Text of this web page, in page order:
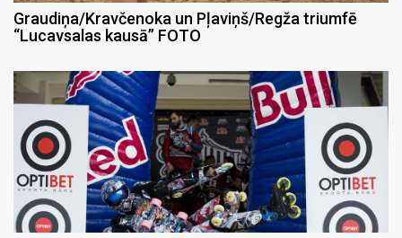
Graudiņa/Kravčenoka un Pļaviņš/Regža triumfē
“Lucavsalas kausā” FOTO